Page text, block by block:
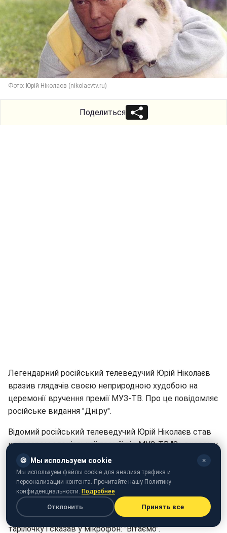
Фото: Юрій Ніколаєв (nikolaevtv.ru)
Поделиться
Легендарний російський телеведучий Юрій Ніколаєв
вразив глядачів своєю неприродною худобою на
церемонії вручення премії МУЗ-ТВ. Про це повідомляє
російське видання "Дні.ру".
Відомий російський телеведучий Юрій Ніколаєв став
володарем спеціальної премії від МУЗ-ТВ "За внесок у
життя". Для отримання премії, Юрій Ніколаєв прибув
до "Олімпійського" і піднявся на сцену. Глядачі
відзначили, що легендарний телеведучий дуже сильно
схуд і виглядає не зовсім здоровим.
Юрій Ніколаєв отримав свою нагороду – фірмову
тарілочку і сказав у мікрофон: "Вітаємо".
🍪 Мы используем cookie ✕
Мы используем файлы cookie для анализа трафика и
персонализации контента. Прочитайте нашу Политику
конфиденциальности. Подробнее
Отклонить Принять все